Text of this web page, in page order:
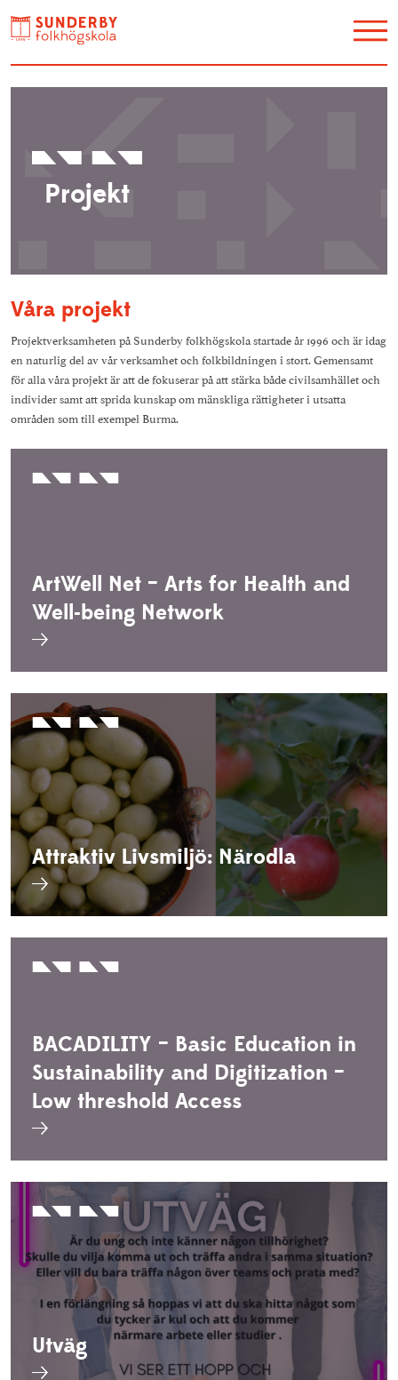
Hotell
Konferens
Evenemang
Konstskolan
Lediga jobb
Om oss
Personuppgiftspolicy
Studieinformation
Projekt
Våra projekt
Projektverksamheten på Sunderby folkhögskola startadeår 1996 och är idag
en naturlig del av vår verksamhet och folkbildningen i stort. Gemensamt
för alla våra projekt är att de fokuserar på att stärka både civilsamhället och
individer samt att sprida kunskap om mänskliga rättigheter i utsatta
områden som till exempel Burma.
ArtWell Net – Arts for Health and
Well-being Network
Attraktiv Livsmiljö: Närodla
BACADILITY – Basic Education in
Sustainability and Digitization –
Low threshold Access
Utväg